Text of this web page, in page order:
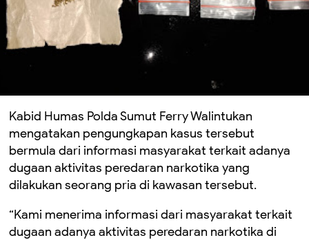
Kabid Humas Polda Sumut Ferry Walintukan
mengatakan pengungkapan kasus tersebut
bermula dari informasi masyarakat terkait adanya
dugaan aktivitas peredaran narkotika yang
dilakukan seorang pria di kawasan tersebut.
“Kami menerima informasi dari masyarakat terkait
dugaan adanya aktivitas peredaran narkotika di